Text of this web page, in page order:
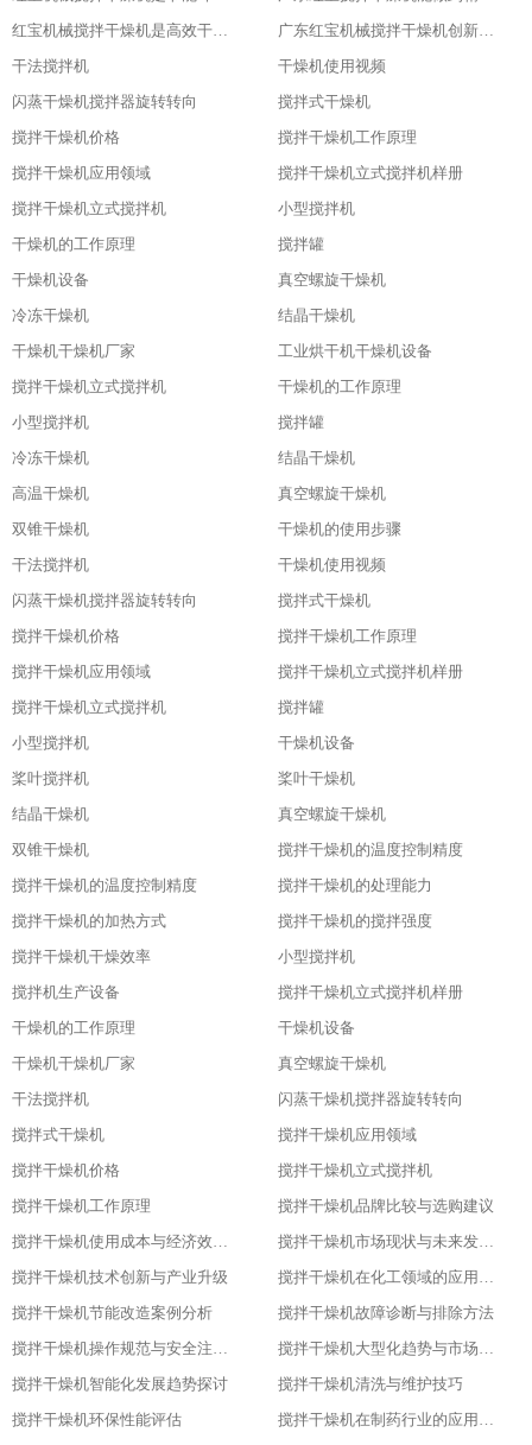
红宝机械搅拌干燥机是高效干燥的利器
广东红宝机械搅拌干燥机创新引领未来
干法搅拌机
干燥机使用视频
闪蒸干燥机搅拌器旋转转向
搅拌式干燥机
搅拌干燥机价格
搅拌干燥机工作原理
搅拌干燥机应用领域
搅拌干燥机立式搅拌机样册
搅拌干燥机立式搅拌机
小型搅拌机
干燥机的工作原理
搅拌罐
干燥机设备
真空螺旋干燥机
冷冻干燥机
结晶干燥机
干燥机干燥机厂家
工业烘干机干燥机设备
搅拌干燥机立式搅拌机
干燥机的工作原理
小型搅拌机
搅拌罐
冷冻干燥机
结晶干燥机
高温干燥机
真空螺旋干燥机
双锥干燥机
干燥机的使用步骤
干法搅拌机
干燥机使用视频
闪蒸干燥机搅拌器旋转转向
搅拌式干燥机
搅拌干燥机价格
搅拌干燥机工作原理
搅拌干燥机应用领域
搅拌干燥机立式搅拌机样册
搅拌干燥机立式搅拌机
搅拌罐
小型搅拌机
干燥机设备
桨叶搅拌机
桨叶干燥机
结晶干燥机
真空螺旋干燥机
双锥干燥机
搅拌干燥机的温度控制精度
搅拌干燥机的温度控制精度
搅拌干燥机的处理能力
搅拌干燥机的加热方式
搅拌干燥机的搅拌强度
搅拌干燥机干燥效率
小型搅拌机
搅拌机生产设备
搅拌干燥机立式搅拌机样册
干燥机的工作原理
干燥机设备
干燥机干燥机厂家
真空螺旋干燥机
干法搅拌机
闪蒸干燥机搅拌器旋转转向
搅拌式干燥机
搅拌干燥机应用领域
搅拌干燥机价格
搅拌干燥机立式搅拌机
搅拌干燥机工作原理
搅拌干燥机品牌比较与选购建议
搅拌干燥机使用成本与经济效益分析
搅拌干燥机市场现状与未来发展趋势
搅拌干燥机技术创新与产业升级
搅拌干燥机在化工领域的应用实践
搅拌干燥机节能改造案例分析
搅拌干燥机故障诊断与排除方法
搅拌干燥机操作规范与安全注意事项
搅拌干燥机大型化趋势与市场应用
搅拌干燥机智能化发展趋势探讨
搅拌干燥机清洗与维护技巧
搅拌干燥机环保性能评估
搅拌干燥机在制药行业的应用与优化